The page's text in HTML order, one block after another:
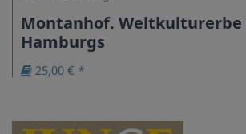
Montanhof. Weltkulturerbe
Hamburgs
25,00 € *